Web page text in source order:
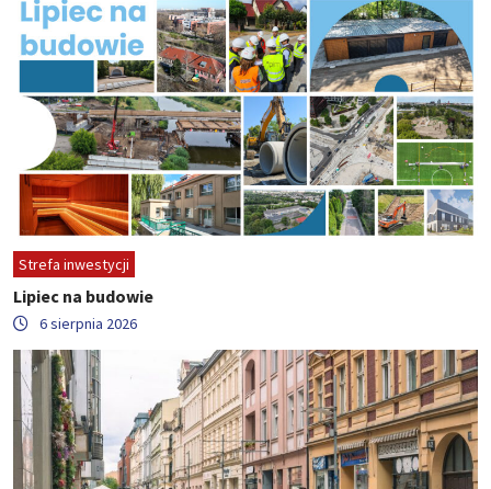
Strefa inwestycji
Lipiec na budowie
6 sierpnia 2026